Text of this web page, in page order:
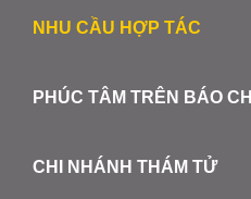
NHU CẦU HỢP TÁC
PHÚC TÂM TRÊN BÁO CHÍ
CHI NHÁNH THÁM TỬ